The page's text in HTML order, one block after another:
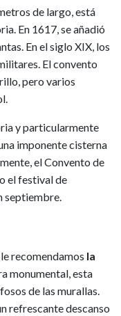
de largo, está
En 1617, se añadió
En el siglo XIX, los
El convento
pero varios
y particularmente
imponente cisterna
el Convento de
el festival de
septiembre.
recomendamos la
monumental, esta
de las murallas.
refrescante descanso